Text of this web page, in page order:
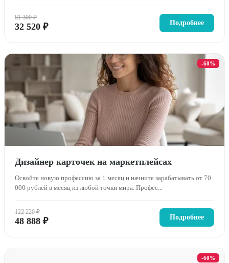
81 300 ₽
32 520 ₽ Подробнее
-60%
Дизайнер карточек на маркетплейсах
Освойте новую профессию за 1 месяц и начните зарабатывать от 70
000 рублей в месяц из любой точки мира. Профес...
122 220 ₽
48 888 ₽ Подробнее
-60%